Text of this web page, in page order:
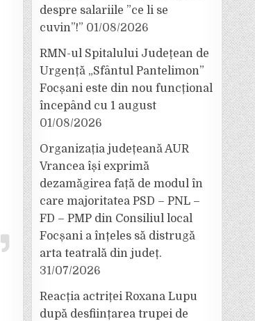
despre salariile ”ce li se
cuvin”!” 01/08/2026
RMN-ul Spitalului Județean de
Urgență „Sfântul Pantelimon”
Focșani este din nou funcțional
începând cu 1 august
01/08/2026
Organizația județeană AUR
Vrancea își exprimă
dezamăgirea față de modul în
care majoritatea PSD – PNL –
FD – PMP din Consiliul local
Focșani a înțeles să distrugă
arta teatrală din județ.
31/07/2026
Reacția actriței Roxana Lupu
după desființarea trupei de